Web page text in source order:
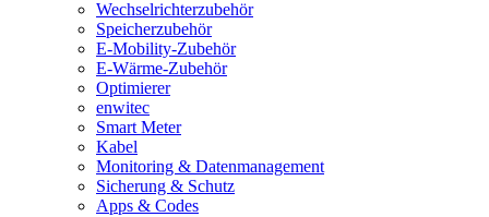
Wechselrichterzubehör
Speicherzubehör
E-Mobility-Zubehör
E-Wärme-Zubehör
Optimierer
enwitec
Smart Meter
Kabel
Monitoring & Datenmanagement
Sicherung & Schutz
Apps & Codes